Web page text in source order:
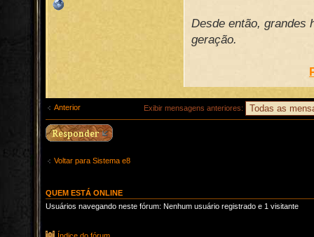
Desde então, grandes
geração.
Anterior Exibir mensagens anteriores:
Voltar para Sistema e8
QUEM ESTÁ ONLINE
Usuários navegando neste fórum: Nenhum usuário registrado e 1 visitante